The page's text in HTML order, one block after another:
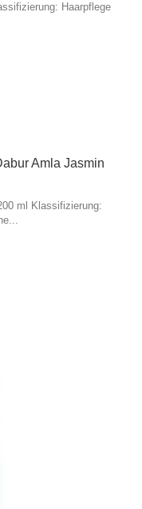
Haarpflege
Amla Jasmin
ml Klassifizierung: